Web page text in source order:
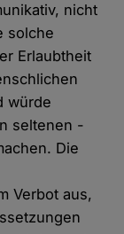
nicht
solche
Erlaubtheit
würde
seltenen -
Die
Verbot aus,